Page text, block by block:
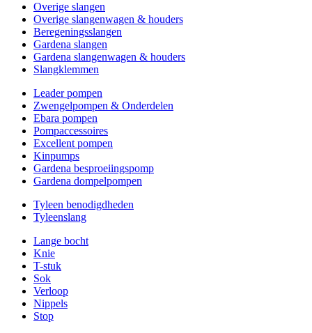
Overige slangen
Overige slangenwagen & houders
Beregeningsslangen
Gardena slangen
Gardena slangenwagen & houders
Slangklemmen
Leader pompen
Zwengelpompen & Onderdelen
Ebara pompen
Pompaccessoires
Excellent pompen
Kinpumps
Gardena besproeiingspomp
Gardena dompelpompen
Tyleen benodigdheden
Tyleenslang
Lange bocht
Knie
T-stuk
Sok
Verloop
Nippels
Stop